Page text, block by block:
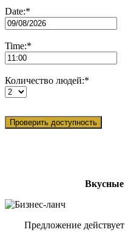
Date:*
Time:*
Количество людей:*
Вкусные
Предложение